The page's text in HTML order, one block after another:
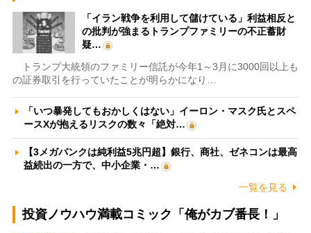
「イラン戦争を利用して儲けている」利益相反と
の批判が強まるトランプファミリーの不正蓄財
疑…
トランプ大統領のファミリー信託が今年1～3月に3000回以上も
の証券取引を行っていたことが明らかになり…
「いつ暴発してもおかしくはない」イーロン・マスク氏とスペ
ースXが抱えるリスクの数々「絶対…
【3メガバンクは純利益5兆円超】銀行、商社、ゼネコンは最高
益続出の一方で、中小企業・…
一覧を見る
投資ノウハウ満載コミック「俺がカブ番長！」